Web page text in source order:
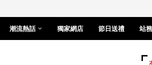
潮流熱話 獨家網店 節日送禮 站